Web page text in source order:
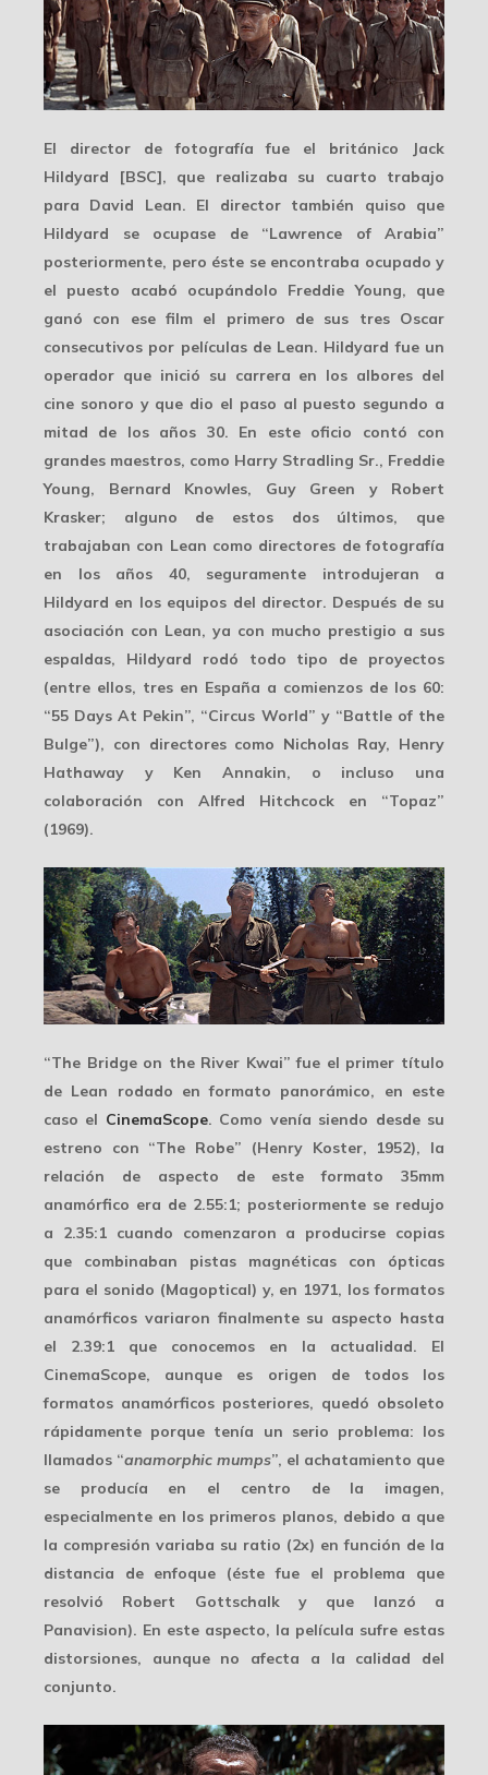
El director de fotografía fue el británico Jack
Hildyard [BSC], que realizaba su cuarto trabajo
para David Lean. El director también quiso que
Hildyard se ocupase de “Lawrence of Arabia”
posteriormente, pero éste se encontraba ocupado y
el puesto acabó ocupándolo Freddie Young, que
ganó con ese film el primero de sus tres Oscar
consecutivos por películas de Lean. Hildyard fue un
operador que inició su carrera en los albores del
cine sonoro y que dio el paso al puesto segundo a
mitad de los años 30. En este oficio contó con
grandes maestros, como Harry Stradling Sr., Freddie
Young, Bernard Knowles, Guy Green y Robert
Krasker; alguno de estos dos últimos, que
trabajaban con Lean como directores de fotografía
en los años 40, seguramente introdujeran a
Hildyard en los equipos del director. Después de su
asociación con Lean, ya con mucho prestigio a sus
espaldas, Hildyard rodó todo tipo de proyectos
(entre ellos, tres en España a comienzos de los 60:
“55 Days At Pekin”, “Circus World” y “Battle of the
Bulge”), con directores como Nicholas Ray, Henry
Hathaway y Ken Annakin, o incluso una
colaboración con Alfred Hitchcock en “Topaz”
(1969).
“The Bridge on the River Kwai” fue el primer título
de Lean rodado en formato panorámico, en este
caso el CinemaScope. Como venía siendo desde su
estreno con “The Robe” (Henry Koster, 1952), la
relación de aspecto de este formato 35mm
anamórfico era de 2.55:1; posteriormente se redujo
a 2.35:1 cuando comenzaron a producirse copias
que combinaban pistas magnéticas con ópticas
para el sonido (Magoptical) y, en 1971, los formatos
anamórficos variaron finalmente su aspecto hasta
el 2.39:1 que conocemos en la actualidad. El
CinemaScope, aunque es origen de todos los
formatos anamórficos posteriores, quedó obsoleto
rápidamente porque tenía un serio problema: los
llamados “anamorphic mumps”, el achatamiento que
se producía en el centro de la imagen,
especialmente en los primeros planos, debido a que
la compresión variaba su ratio (2x) en función de la
distancia de enfoque (éste fue el problema que
resolvió Robert Gottschalk y que lanzó a
Panavision). En este aspecto, la película sufre estas
distorsiones, aunque no afecta a la calidad del
conjunto.